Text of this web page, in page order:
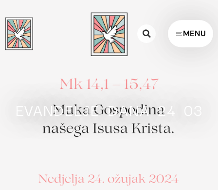
MENU
EVANĐELJE DANA 24 03